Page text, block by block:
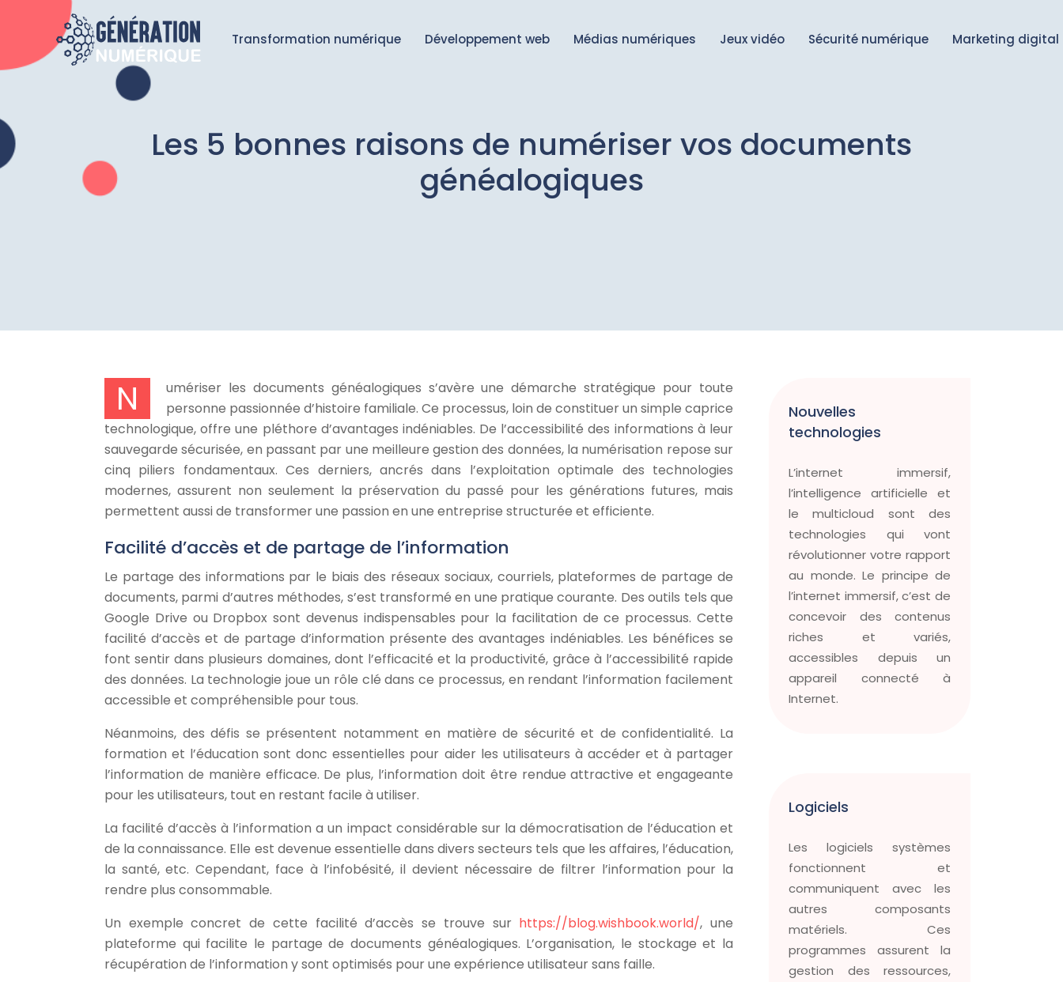
Transformation numérique Développement web Médias numériques Jeux vidéo Sécurité numérique Marketing digital
Les 5 bonnes raisons de numériser vos documents
généalogiques
N
umériser les documents généalogiques s’avère une démarche stratégique pour toute
personne passionnée d’histoire familiale. Ce processus, loin de constituer un simple caprice
technologique, offre une pléthore d’avantages indéniables. De l’accessibilité des informations à leur
sauvegarde sécurisée, en passant par une meilleure gestion des données, la numérisation repose sur
cinq piliers fondamentaux. Ces derniers, ancrés dans l’exploitation optimale des technologies
modernes, assurent non seulement la préservation du passé pour les générations futures, mais
permettent aussi de transformer une passion en une entreprise structurée et efficiente.
Facilité d’accès et de partage de l’information
Le partage des informations par le biais des réseaux sociaux, courriels, plateformes de partage de
documents, parmi d’autres méthodes, s’est transformé en une pratique courante. Des outils tels que
Google Drive ou Dropbox sont devenus indispensables pour la facilitation de ce processus. Cette
facilité d’accès et de partage d’information présente des avantages indéniables. Les bénéfices se
font sentir dans plusieurs domaines, dont l’efficacité et la productivité, grâce à l’accessibilité rapide
des données. La technologie joue un rôle clé dans ce processus, en rendant l’information facilement
accessible et compréhensible pour tous.
Néanmoins, des défis se présentent notamment en matière de sécurité et de confidentialité. La
formation et l’éducation sont donc essentielles pour aider les utilisateurs à accéder et à partager
l’information de manière efficace. De plus, l’information doit être rendue attractive et engageante
pour les utilisateurs, tout en restant facile à utiliser.
La facilité d’accès à l’information a un impact considérable sur la démocratisation de l’éducation et
de la connaissance. Elle est devenue essentielle dans divers secteurs tels que les affaires, l’éducation,
la santé, etc. Cependant, face à l’infobésité, il devient nécessaire de filtrer l’information pour la
rendre plus consommable.
Un exemple concret de cette facilité d’accès se trouve sur https://blog.wishbook.world/, une
plateforme qui facilite le partage de documents généalogiques. L’organisation, le stockage et la
récupération de l’information y sont optimisés pour une expérience utilisateur sans faille.
Nouvelles
technologies
L’internet immersif,
l’intelligence artificielle et
le multicloud sont des
technologies qui vont
révolutionner votre rapport
au monde. Le principe de
l’internet immersif, c’est de
concevoir des contenus
riches et variés,
accessibles depuis un
appareil connecté à
Internet.
Logiciels
Les logiciels systèmes
fonctionnent et
communiquent avec les
autres composants
matériels. Ces
programmes assurent la
gestion des ressources,